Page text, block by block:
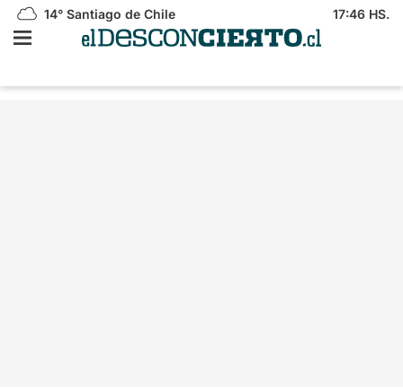
14° Santiago de Chile 17:46 HS.